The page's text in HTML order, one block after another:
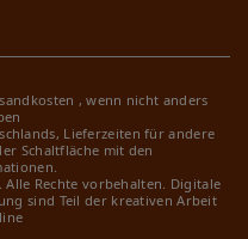
, wenn nicht anders
Lieferzeiten für andere
Schaltfläche mit den
Rechte vorbehalten. Digitale
sind Teil der kreativen Arbeit